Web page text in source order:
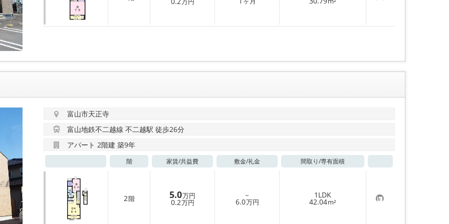
万円
気
に
入
り
富山市天正寺
富山地鉄不二越線 不二越駅 徒歩26分
アパート 2階建 築9年
階 家賃/共益費 敷金/礼金 間取り/専有面積
2階 5.0万円
0.2万円
－
6.0万円
1LDK
42.04m² お
気
に